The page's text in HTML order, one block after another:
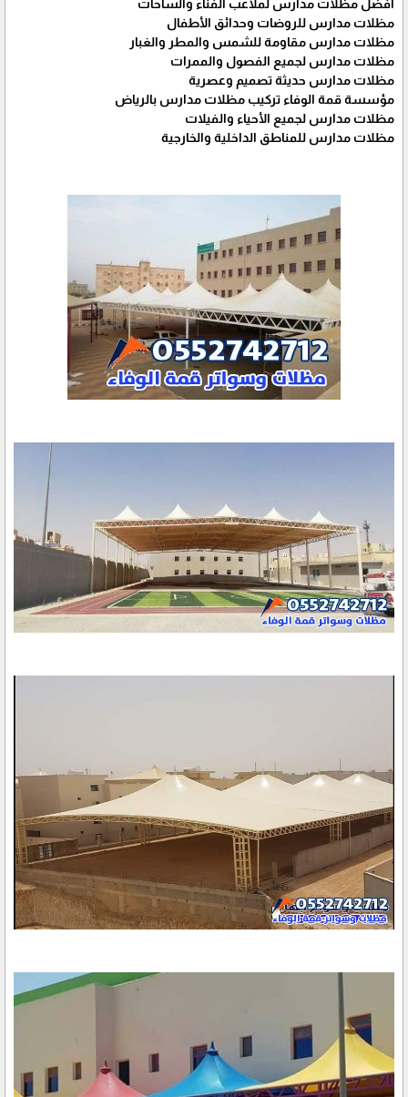
أفضل مظلات مدارس لملاعب الفناء والساحات
مظلات مدارس للروضات وحدائق الأطفال
مظلات مدارس مقاومة للشمس والمطر والغبار
مظلات مدارس لجميع الفصول والممرات
مظلات مدارس حديثة تصميم وعصرية
مؤسسة قمة الوفاء تركيب مظلات مدارس بالرياض
مظلات مدارس لجميع الأحياء والفيلات
مظلات مدارس للمناطق الداخلية والخارجية